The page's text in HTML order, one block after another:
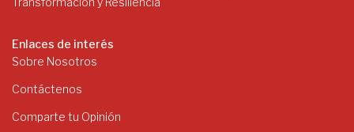
Enlaces de interés
Sobre Nosotros
Contáctenos
Comparte tu Opinión